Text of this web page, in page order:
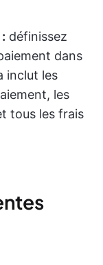
définissez
dans
inclut les
les
tous les frais